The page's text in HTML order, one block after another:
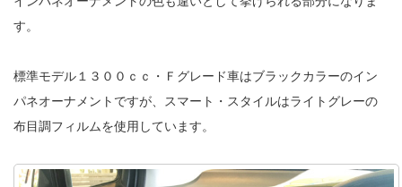
す。
標準モデル１３００ｃｃ・Ｆグレード車はブラックカラーのイン
パネオーナメントですが、スマート・スタイルはライトグレーの
布目調フィルムを使用しています。